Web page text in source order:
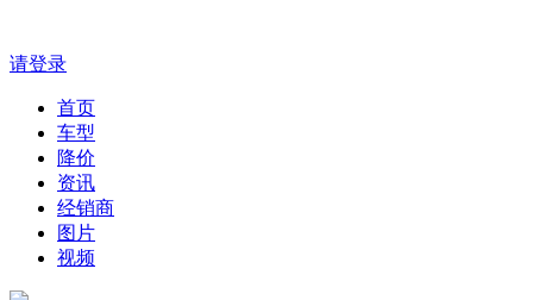
请登录
首页
车型
降价
资讯
经销商
图片
视频